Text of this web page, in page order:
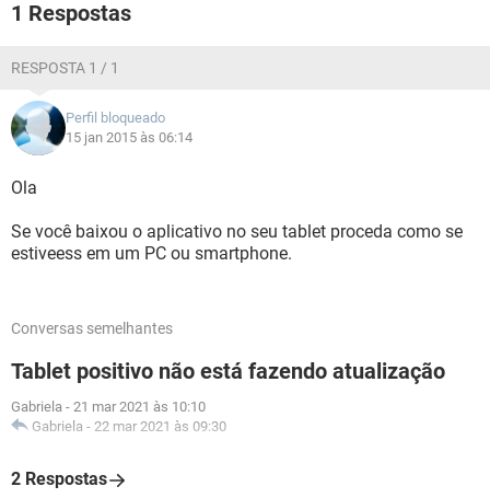
1 Respostas
RESPOSTA 1 / 1
Perfil bloqueado
15 jan 2015 às 06:14
Ola
Se você baixou o aplicativo no seu tablet proceda como se
estiveess em um PC ou smartphone.
Conversas semelhantes
Tablet positivo não está fazendo atualização
Gabriela - 21 mar 2021 às 10:10
Gabriela - 22 mar 2021 às 09:30
2 Respostas